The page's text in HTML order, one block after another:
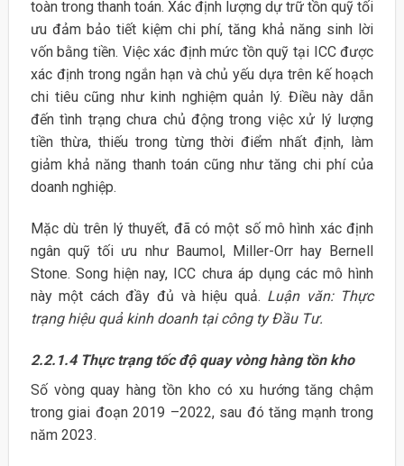
toàn trong thanh toán. Xác định lượng dự trữ tồn quỹ tối
ưu đảm bảo tiết kiệm chi phí, tăng khả năng sinh lời
vốn bằng tiền. Việc xác định mức tồn quỹ tại ICC được
xác định trong ngắn hạn và chủ yếu dựa trên kế hoạch
chi tiêu cũng như kinh nghiệm quản lý. Điều này dẫn
đến tình trạng chưa chủ động trong việc xử lý lượng
tiền thừa, thiếu trong từng thời điểm nhất định, làm
giảm khả năng thanh toán cũng như tăng chi phí của
doanh nghiệp.
Mặc dù trên lý thuyết, đã có một số mô hình xác định
ngân quỹ tối ưu như Baumol, Miller-Orr hay Bernell
Stone. Song hiện nay, ICC chưa áp dụng các mô hình
này một cách đầy đủ và hiệu quả. Luận văn: Thực
trạng hiệu quả kinh doanh tại công ty Đầu Tư.
2.2.1.4 Thực trạng tốc độ quay vòng hàng tồn kho
Số vòng quay hàng tồn kho có xu hướng tăng chậm
trong giai đoạn 2019 –2022, sau đó tăng mạnh trong
năm 2023.